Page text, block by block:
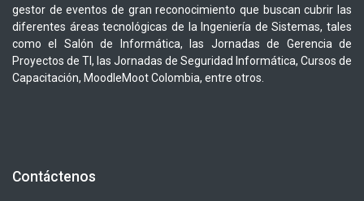
gestor de eventos de gran reconocimiento que buscan cubrir las
diferentes áreas tecnológicas de la Ingeniería de Sistemas, tales
como el Salón de Informática, las Jornadas de Gerencia de
Proyectos de TI, las Jornadas de Seguridad Informática, Cursos de
Capacitación, MoodleMoot Colombia, entre otros.
Contáctenos